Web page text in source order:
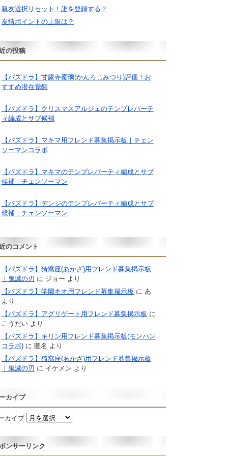
親友選択リセット！誰を登録する？
友情ポイントの上限は？
の投稿
【パズドラ】甘露寺蜜璃(かんろじみつり)評価！お
すすめ潜在覚醒
【パズドラ】クリスマスアルジェのテンプレパーテ
ィ編成とサブ候補
【パズドラ】マキマ用フレンド募集掲示板｜チェン
ソーマンコラボ
【パズドラ】マキマのテンプレパーティ編成とサブ
候補｜チェンソーマン
【パズドラ】デンジのテンプレパーティ編成とサブ
候補｜チェンソーマン
のコメント
【パズドラ】猗窩座(あかざ)用フレンド募集掲示板
｜鬼滅の刃 に ジョー より
【パズドラ】学園キオ用フレンド募集掲示板 に あ
より
【パズドラ】アグリゲート用フレンド募集掲示板 に
こうだいより
【パズドラ】キリン用フレンド募集掲示板(モンハン
コラボ)に 匿名 より
【パズドラ】猗窩座(あかざ)用フレンド募集掲示板
｜鬼滅の刃 に イケメン より
カイブ
カイブ
ンサーリンク